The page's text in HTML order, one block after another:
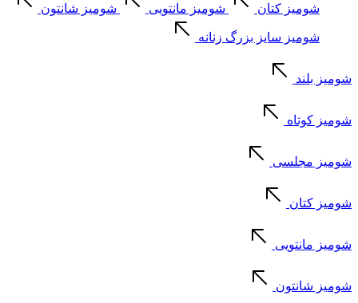
شومیز کتان شومیز مانتویی شومیز شانتون
شومیز سایز بزرگ زنانه
شومیز بلند
شومیز کوتاه
شومیز مجلسی
شومیز کتان
شومیز مانتویی
شومیز شانتون